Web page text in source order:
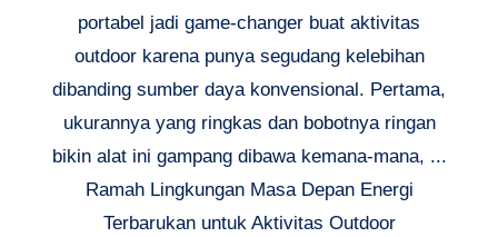
portabel jadi game-changer buat aktivitas
outdoor karena punya segudang kelebihan
dibanding sumber daya konvensional. Pertama,
ukurannya yang ringkas dan bobotnya ringan
bikin alat ini gampang dibawa kemana-mana, ...
Ramah Lingkungan Masa Depan Energi
Terbarukan untuk Aktivitas Outdoor